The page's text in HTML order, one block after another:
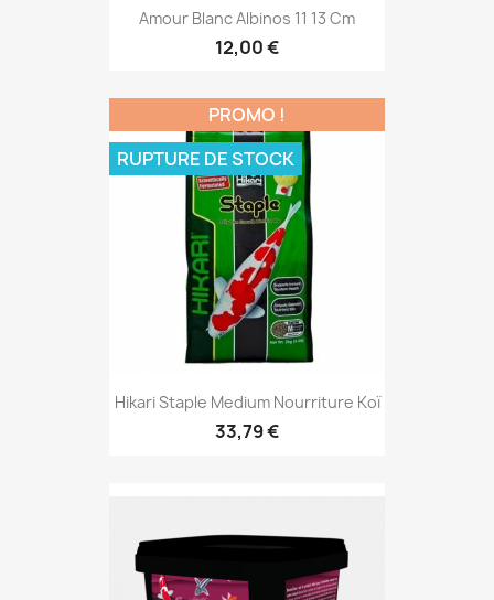
Amour Blanc Albinos 11 13 Cm
12,00 €
Hikari Staple Medium Nourriture Koï
33,79 €
PROMO !
RUPTURE DE STOCK